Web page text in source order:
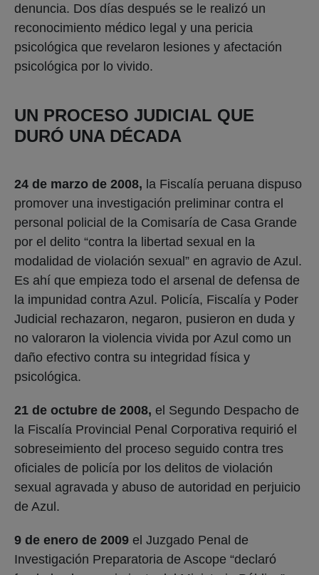
denuncia. Dos días después se le realizó un
reconocimiento médico legal y una pericia
psicológica que revelaron lesiones y afectación
psicológica por lo vivido.
UN PROCESO JUDICIAL QUE
DURÓ UNA DÉCADA
24 de marzo de 2008, la Fiscalía peruana dispuso
promover una investigación preliminar contra el
personal policial de la Comisaría de Casa Grande
por el delito “contra la libertad sexual en la
modalidad de violación sexual” en agravio de Azul.
Es ahí que empieza todo el arsenal de defensa de
la impunidad contra Azul. Policía, Fiscalía y Poder
Judicial rechazaron, negaron, pusieron en duda y
no valoraron la violencia vivida por Azul como un
daño efectivo contra su integridad física y
psicológica.
21 de octubre de 2008, el Segundo Despacho de
la Fiscalía Provincial Penal Corporativa requirió el
sobreseimiento del proceso seguido contra tres
oficiales de policía por los delitos de violación
sexual agravada y abuso de autoridad en perjuicio
de Azul.
9 de enero de 2009 el Juzgado Penal de
Investigación Preparatoria de Ascope “declaró